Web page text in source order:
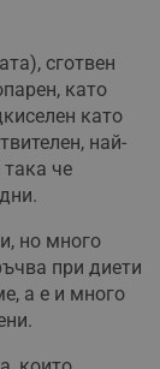
сготвен
като
като
най-
че
но много
при диети
а е и много